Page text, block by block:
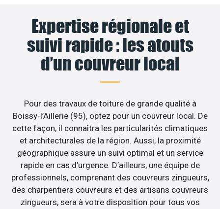
Expertise régionale et
suivi rapide : les atouts
d’un couvreur local
Pour des travaux de toiture de grande qualité à
Boissy-l’Aillerie (95), optez pour un couvreur local. De
cette façon, il connaîtra les particularités climatiques
et architecturales de la région. Aussi, la proximité
géographique assure un suivi optimal et un service
rapide en cas d’urgence. D’ailleurs, une équipe de
professionnels, comprenant des couvreurs zingueurs,
des charpentiers couvreurs et des artisans couvreurs
zingueurs, sera à votre disposition pour tous vos